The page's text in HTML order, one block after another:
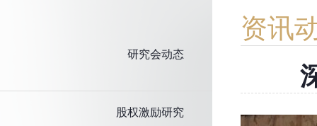
研究会动态
股权激励研究
资讯